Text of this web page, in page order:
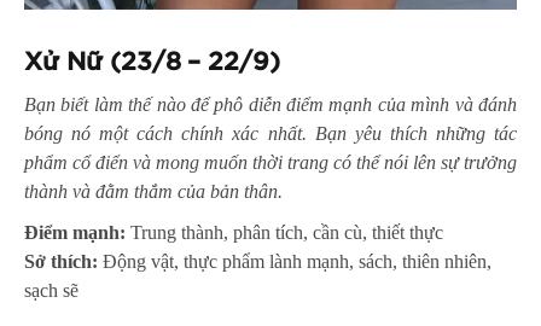
Xử Nữ (23/8 – 22/9)
Bạn biết làm thế nào để phô diễn điểm mạnh của mình và đánh
bóng nó một cách chính xác nhất. Bạn yêu thích những tác
phẩm cổ điển và mong muốn thời trang có thể nói lên sự trưởng
thành và đằm thắm của bản thân.
Điểm mạnh: Trung thành, phân tích, cần cù, thiết thực
Sở thích: Động vật, thực phẩm lành mạnh, sách, thiên nhiên,
sạch sẽ